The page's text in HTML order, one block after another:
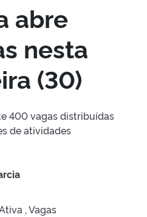
abre
nesta
(30)
400 vagas distribuídas
de atividades
,Vagas